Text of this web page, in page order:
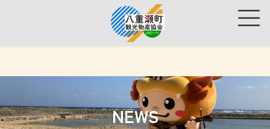
ス
プ
ン
動
NEWS